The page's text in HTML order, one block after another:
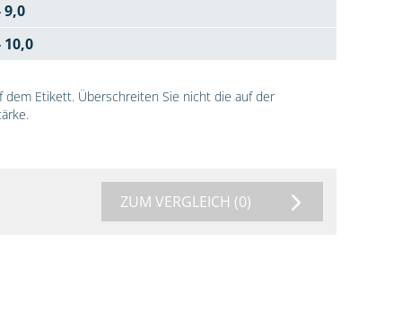
9,0
10,0
Etikett. Überschreiten Sie nicht die auf der
ZUM VERGLEICH (0)